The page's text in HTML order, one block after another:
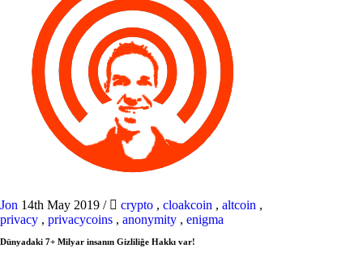
Jon 14th May 2019 / crypto , cloakcoin , altcoin ,
privacy , privacycoins , anonymity , enigma
Dünyadaki 7+ Milyar insanın Gizliliğe Hakkı var!